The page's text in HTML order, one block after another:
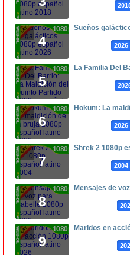
4
1080p Sueños
2026
5
1080p La Familia Del
6
1080p Hokum: La
2026
7
1080p Shrek 2 1080p
2004
8
1080p Mensajes de
9
1080p Maridos en